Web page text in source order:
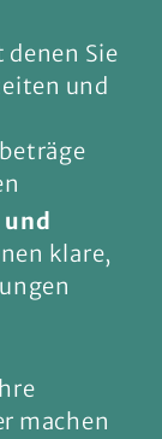
denen Sie
und
klare,
machen